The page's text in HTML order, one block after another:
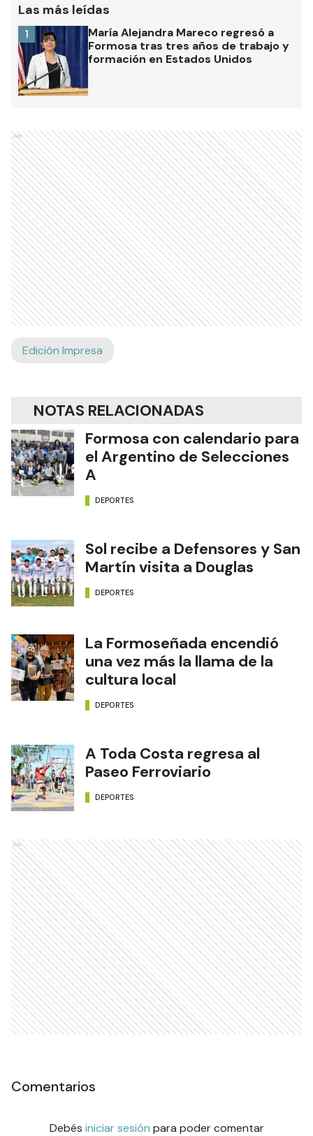
Las más leídas
María Alejandra Mareco regresó a
Formosa tras tres años de trabajo y
formación en Estados Unidos
1
Ads
Edición Impresa
NOTAS RELACIONADAS
Formosa con calendario para
el Argentino de Selecciones
A
DEPORTES
Sol recibe a Defensores y San
Martín visita a Douglas
DEPORTES
La Formoseñada encendió
una vez más la llama de la
cultura local
DEPORTES
A Toda Costa regresa al
Paseo Ferroviario
DEPORTES
Ads
Comentarios
Debés iniciar sesión para poder comentar